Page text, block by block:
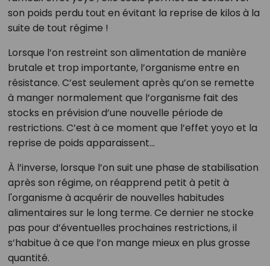
son poids perdu tout en évitant la reprise de kilos à la
suite de tout régime !
Lorsque l’on restreint son alimentation de manière
brutale et trop importante, l’organisme entre en
résistance. C’est seulement après qu’on se remette
à manger normalement que l’organisme fait des
stocks en prévision d’une nouvelle période de
restrictions. C’est à ce moment que l’effet yoyo et la
reprise de poids apparaissent…
À l’inverse, lorsque l’on suit une phase de stabilisation
après son régime, on réapprend petit à petit à
l'organisme à acquérir de nouvelles habitudes
alimentaires sur le long terme. Ce dernier ne stocke
pas pour d’éventuelles prochaines restrictions, il
s’habitue à ce que l’on mange mieux en plus grosse
quantité.